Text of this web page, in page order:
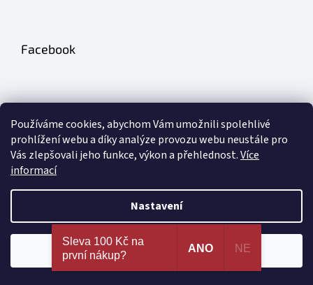
Používáme cookies, abychom Vám umožnili spolehlivé
prohlížení webu a díky analýze provozu webu neustále pro
Vás zlepšovali jeho funkce, výkon a přehlednost.Více
informací
Nastavení
Nejširší výběr erotických pomůcek a sexy prádla na
jednom místě. 100% spokojenost dle recenzí
ověřených zákazníků!
Facebook
Odebírat newsletter
SE
Sleva 100 Kč na
první nákup?
ANO NE